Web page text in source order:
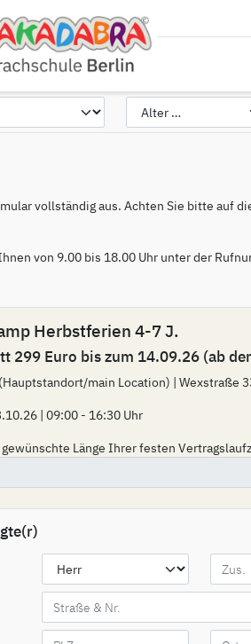
vollständig aus. Achten Sie bitte auf
von 9.00 bis 18.00 Uhr unter der
Herbstferien 4-7 J.
299 Euro bis zum 14.09.26 (ab
main Location) | Wexstraße
| 09:00 - 16:30 Uhr
Länge Ihrer festen